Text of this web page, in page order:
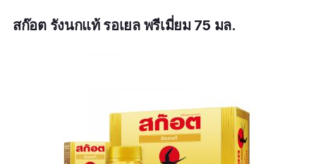
สก๊อต รังนกแท้ รอเยล พรีเมี่ยม 75 มล.